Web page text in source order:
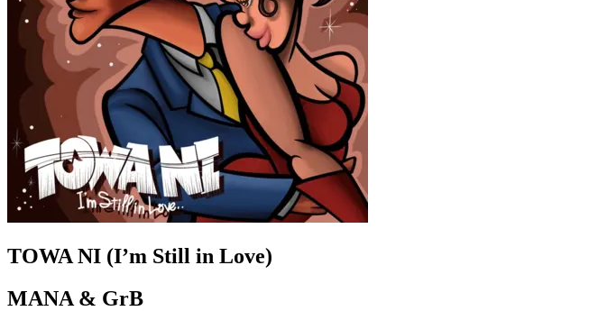
TOWA NI (I’m Still in Love)
MANA & GrB